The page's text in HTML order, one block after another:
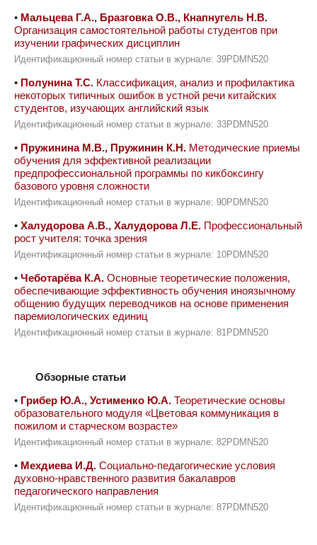
• Мальцева Г.А., Бразговка О.В., Кнапнугель Н.В.
Организация самостоятельной работы студентов при
изучении графических дисциплин
Идентификационный номер статьи в журнале: 39PDMN520
• Полунина Т.С. Классификация, анализ и профилактика
некоторых типичных ошибок в устной речи китайских
студентов, изучающих английский язык
Идентификационный номер статьи в журнале: 33PDMN520
• Пружинина М.В., Пружинин К.Н. Методические приемы
обучения для эффективной реализации
предпрофессиональной программы по кикбоксингу
базового уровня сложности
Идентификационный номер статьи в журнале: 90PDMN520
• Халудорова А.В., Халудорова Л.Е. Профессиональный
рост учителя: точка зрения
Идентификационный номер статьи в журнале: 10PDMN520
• Чеботарёва К.А. Основные теоретические положения,
обеспечивающие эффективность обучения иноязычному
общению будущих переводчиков на основе применения
паремиологических единиц
Идентификационный номер статьи в журнале: 81PDMN520
Обзорные статьи
• Грибер Ю.А., Устименко Ю.А. Теоретические основы
образовательного модуля «Цветовая коммуникация в
пожилом и старческом возрасте»
Идентификационный номер статьи в журнале: 82PDMN520
• Мехдиева И.Д. Социально-педагогические условия
духовно-нравственного развития бакалавров
педагогического направления
Идентификационный номер статьи в журнале: 87PDMN520